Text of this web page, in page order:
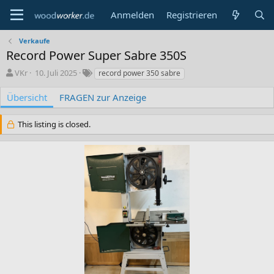
Anmelden Registrieren
Verkaufe
Record Power Super Sabre 350S
A
t
o
VKr
C
e
a
i
10. Juli 2025
S
h
l
r
t
record power 350 sabre
Übersicht FRAGEN zur Anzeige
This listing is closed.